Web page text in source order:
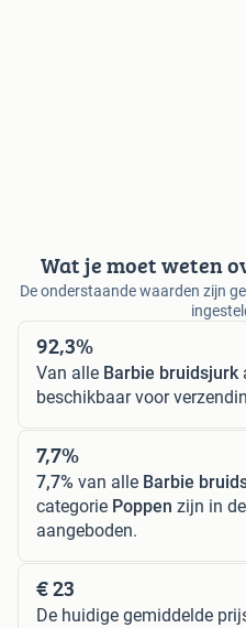
Wat je moet weten
De onderstaande waarden zijn
92,3%
Van alle Barbie bruidsjurk
beschikbaar voor
7,7%
7,7% van alle Barbie
categorie Poppen zijn in
aangeboden.
€ 23
De huidige gemiddelde